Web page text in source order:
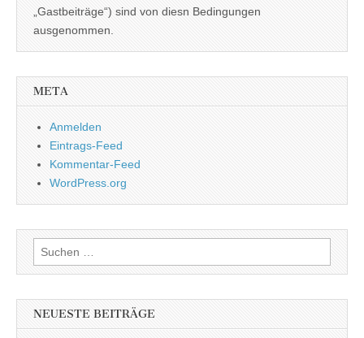
„Gastbeiträge“) sind von diesn Bedingungen
ausgenommen.
META
Anmelden
Eintrags-Feed
Kommentar-Feed
WordPress.org
Suchen
nach:
NEUESTE BEITRÄGE